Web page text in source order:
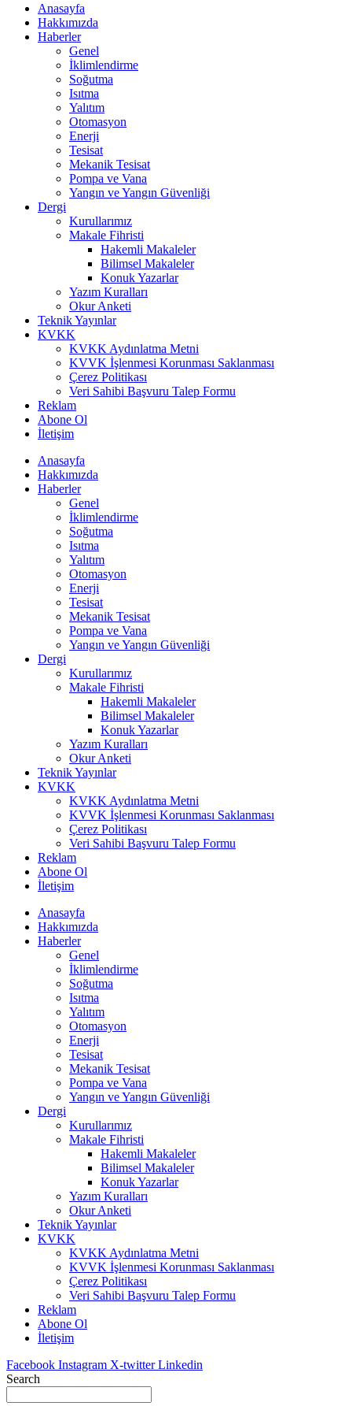
Anasayfa
Hakkımızda
Haberler
Genel
İklimlendirme
Soğutma
Isıtma
Yalıtım
Otomasyon
Enerji
Tesisat
Mekanik Tesisat
Pompa ve Vana
Yangın ve Yangın Güvenliği
Dergi
Kurullarımız
Makale Fihristi
Hakemli Makaleler
Bilimsel Makaleler
Konuk Yazarlar
Yazım Kuralları
Okur Anketi
Teknik Yayınlar
KVKK
KVKK Aydınlatma Metni
KVVK İşlenmesi Korunması Saklanması
Çerez Politikası
Veri Sahibi Başvuru Talep Formu
Reklam
Abone Ol
İletişim
Anasayfa
Hakkımızda
Haberler
Genel
İklimlendirme
Soğutma
Isıtma
Yalıtım
Otomasyon
Enerji
Tesisat
Mekanik Tesisat
Pompa ve Vana
Yangın ve Yangın Güvenliği
Dergi
Kurullarımız
Makale Fihristi
Hakemli Makaleler
Bilimsel Makaleler
Konuk Yazarlar
Yazım Kuralları
Okur Anketi
Teknik Yayınlar
KVKK
KVKK Aydınlatma Metni
KVVK İşlenmesi Korunması Saklanması
Çerez Politikası
Veri Sahibi Başvuru Talep Formu
Reklam
Abone Ol
İletişim
Anasayfa
Hakkımızda
Haberler
Genel
İklimlendirme
Soğutma
Isıtma
Yalıtım
Otomasyon
Enerji
Tesisat
Mekanik Tesisat
Pompa ve Vana
Yangın ve Yangın Güvenliği
Dergi
Kurullarımız
Makale Fihristi
Hakemli Makaleler
Bilimsel Makaleler
Konuk Yazarlar
Yazım Kuralları
Okur Anketi
Teknik Yayınlar
KVKK
KVKK Aydınlatma Metni
KVVK İşlenmesi Korunması Saklanması
Çerez Politikası
Veri Sahibi Başvuru Talep Formu
Reklam
Abone Ol
İletişim
Facebook Instagram X-twitter Linkedin
Search